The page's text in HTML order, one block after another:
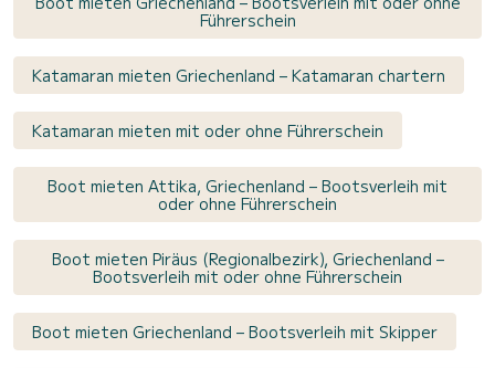
Führerschein
Katamaran mieten Griechenland – Katamaran chartern
Katamaran mieten mit oder ohne Führerschein
Boot mieten Attika, Griechenland – Bootsverleih mit
oder ohne Führerschein
Boot mieten Piräus (Regionalbezirk), Griechenland –
Bootsverleih mit oder ohne Führerschein
Boot mieten Griechenland – Bootsverleih mit Skipper